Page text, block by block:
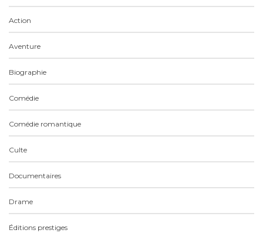
Action
Aventure
Biographie
Comédie
Comédie romantique
Culte
Documentaires
Drame
Éditions prestiges